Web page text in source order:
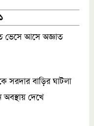
ভেসে আসে অজ্ঞাত
সরদার বাড়ির ঘাটলা
দেখে